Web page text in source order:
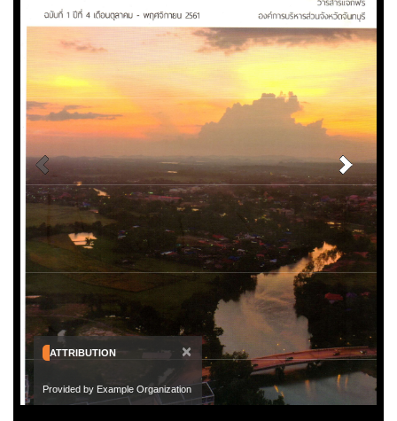
ATTRIBUTION ×
Provided by Example Organization